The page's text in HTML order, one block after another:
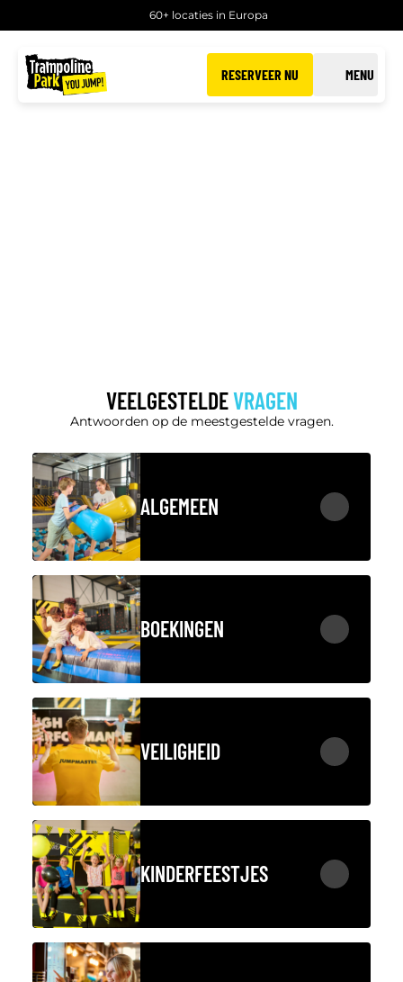
60+ locaties in Europa
RESERVEER NU MENU
VEELGESTELDEVRAGEN
Antwoorden op de meestgestelde vragen.
ALGEMEEN
BOEKINGEN
VEILIGHEID
KINDERFEESTJES